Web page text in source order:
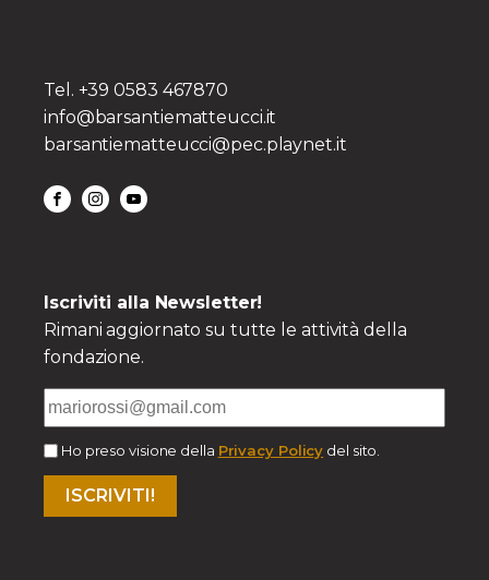
Tel. +39 0583 467870
info@barsantiematteucci.it
barsantiematteucci@pec.playnet.it
Iscriviti alla Newsletter!
Rimani aggiornato su tutte le attività della
fondazione.
Ho preso visione della Privacy Policy del sito.